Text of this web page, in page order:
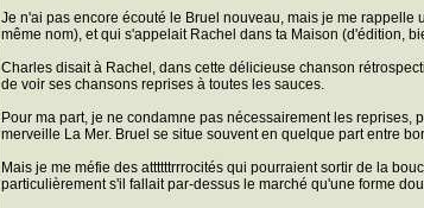
Je n'ai pas encore écouté le Bruel nouveau, mais je me
même nom), et qui s'appelait Rachel dans ta Maison (d'édition,
Charles disait à Rachel, dans cette délicieuse chanson
de voir ses chansons reprises à toutes les sauces.
Pour ma part, je ne condamne pas nécessairement les
merveille La Mer. Bruel se situe souvent en quelque part entre
Mais je me méfie des attttttrrrocités qui pourraient sortir de la
particulièrement s'il fallait par-dessus le marché qu'une forme